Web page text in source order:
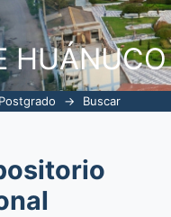
HUÁNUCO
→ Buscar